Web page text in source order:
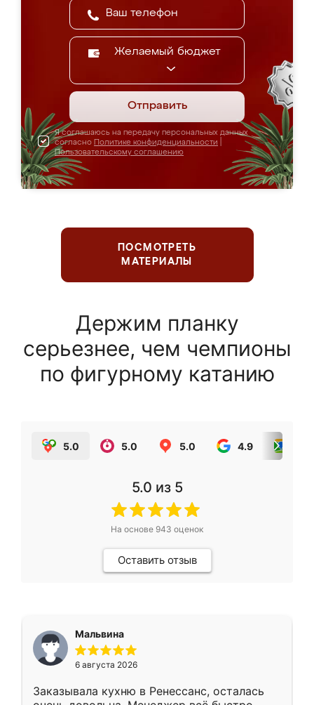
Желаемый бюджет
Отправить
Я соглашаюсь на передачу персональных данных
согласно Политике конфиденциальности
Пользовательскому соглашению
ПОСМОТРЕТЬ
МАТЕРИАЛЫ
Держим планку
серьезнее, чем чемпионы
по фигурному катанию
5.0 5.0 5.0 4.9
5.0 из 5
На основе 943 оценок
Оставить отзыв
Мальвина
6 августа 2026
Заказывала кухню в Ренессанс, осталась